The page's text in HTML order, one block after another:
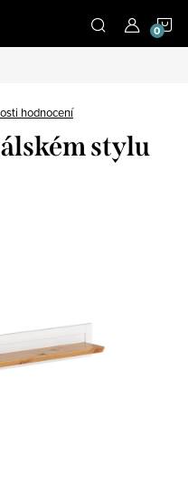
hodnocení
stylu